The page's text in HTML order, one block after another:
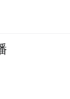
以看到，
项目、重
复，其最